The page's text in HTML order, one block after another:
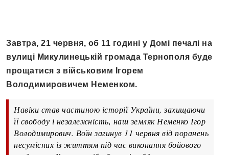
Завтра, 21 червня, об 11 годині у Домі печалі на
вулиці Микулинецькій громада Тернополя буде
прощатися з військовим Ігорем
Володимировичем Неменком.
Навіки став частиною історії України, захищаючи
її свободу і незалежність, наш земляк Неменко Ігор
Володимирович. Воїн загинув 11 червня від поранень
несумісних із життям під час виконання бойового